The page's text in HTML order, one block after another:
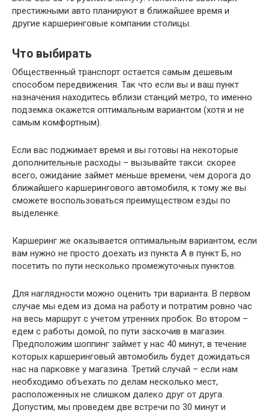
престижными авто планируют в ближайшее время и
другие каршеринговые компании столицы.
Что выбирать
Общественный транспорт остается самым дешевым
способом передвижения. Так что если вы и ваш пункт
назначения находитесь вблизи станций метро, то именно
подземка окажется оптимальным вариантом (хотя и не
самым комфортным).
Если вас поджимает время и вы готовы на некоторые
дополнительные расходы – вызывайте такси: скорее
всего, ожидание займет меньше времени, чем дорога до
ближайшего каршерингового автомобиля, к тому же вы
сможете воспользоваться преимуществом езды по
выделенке.
Каршеринг же оказывается оптимальным вариантом, если
вам нужно не просто доехать из пункта А в пункт Б, но
посетить по пути несколько промежуточных пунктов.
Для наглядности можно оценить три варианта. В первом
случае мы едем из дома на работу и потратим ровно час
на весь маршрут с учетом утренних пробок. Во втором –
едем с работы домой, по пути заскочив в магазин.
Предположим шоппинг займет у нас 40 минут, в течение
которых каршеринговый автомобиль будет дожидаться
нас на парковке у магазина. Третий случай – если нам
необходимо объехать по делам несколько мест,
расположенных не слишком далеко друг от друга.
Допустим, мы проведем две встречи по 30 минут и